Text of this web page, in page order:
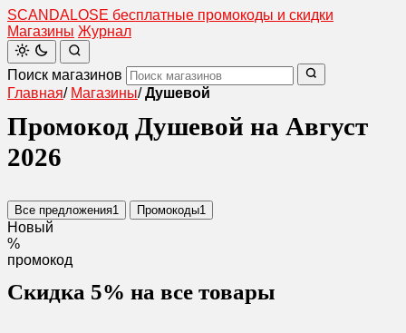
SCANDALOSE бесплатные промокоды и скидки
Магазины Журнал
Поиск магазинов
Главная/ Магазины/ Душевой
Промокод Душевой на Август
2026
Все предложения1 Промокоды1
Новый
%
промокод
Скидка 5% на все товары